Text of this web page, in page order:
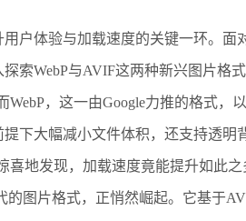
户体验与加载速度的关键一环。面
索WebP与AVIF这两种新兴图片格
，这一由Google力推的格式，
下大幅减小文件体积，还支持透明
地发现，加载速度竟能提升如此之
图片格式，正悄然崛起。它基于